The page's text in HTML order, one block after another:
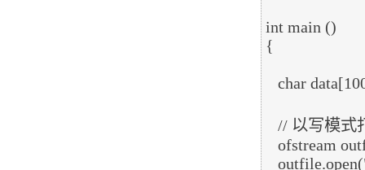
int main ()
{